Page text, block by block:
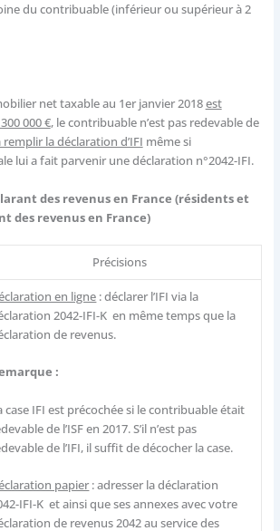
du contribuable (inférieur ou supérieur à 2
net taxable au 1er janvier 2018est
000 €, le contribuable n’est pas redevable de
remplir la déclaration d’IFI même si
lui a fait parvenir une déclaration n°2042-IFI.
des revenus en France (résidents et
des revenus en France)
Précisions
en ligne : déclarer l’IFI via la
2042-IFI-K en même temps que la
de revenus.
:
case IFI est précochée si le contribuable était
de l’ISF en 2017. S’il n’est pas
de l’IFI, il suffit de décocher la case.
papier : adresser la déclaration
IFI-K et ainsi que ses annexes avec votre
de revenus 2042 au service des